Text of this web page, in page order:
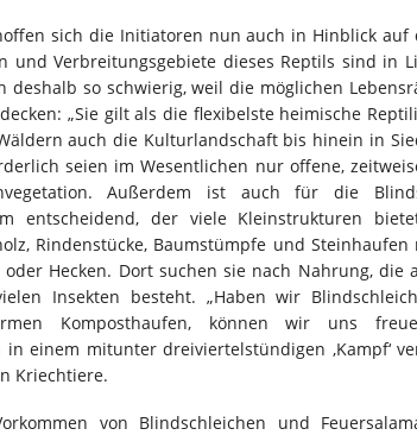
sich die Initiatoren nun auch in Hinblick auf
und Verbreitungsgebiete dieses Reptils sind in
deshalb so schwierig, weil die möglichen
„Sie gilt als die flexibelste heimische
auch die Kulturlandschaft bis hinein in
seien im Wesentlichen nur offene,
Außerdem ist auch für die
entscheidend, der viele Kleinstrukturen
Rindenstücke, Baumstümpfe und
Hecken. Dort suchen sie nach Nahrung, die
Insekten besteht. „Haben wir
Komposthaufen, können wir uns
in einem mitunter dreiviertelstündigen ‚Kampf‘
Kriechtiere.
von Blindschleichen und